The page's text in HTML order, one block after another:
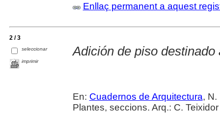
Enllaç permanent a aquest
2 / 3
seleccionar
imprimir
Adición de piso
En: Cuadernos de Arquitectura, N.
Plantes, seccions. Arq.: C.